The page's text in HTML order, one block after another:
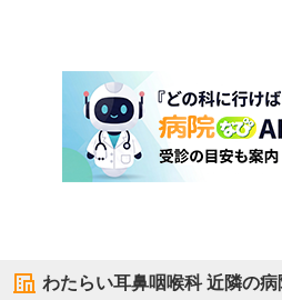
わたらい耳鼻咽喉科近隣の病